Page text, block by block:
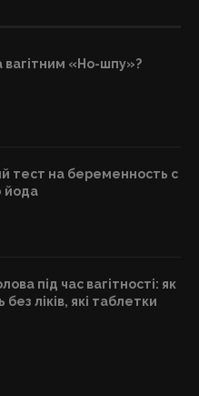
«Но-шпу»?
тест на беременность с
йода
під час вагітності: як
без ліків, які таблетки